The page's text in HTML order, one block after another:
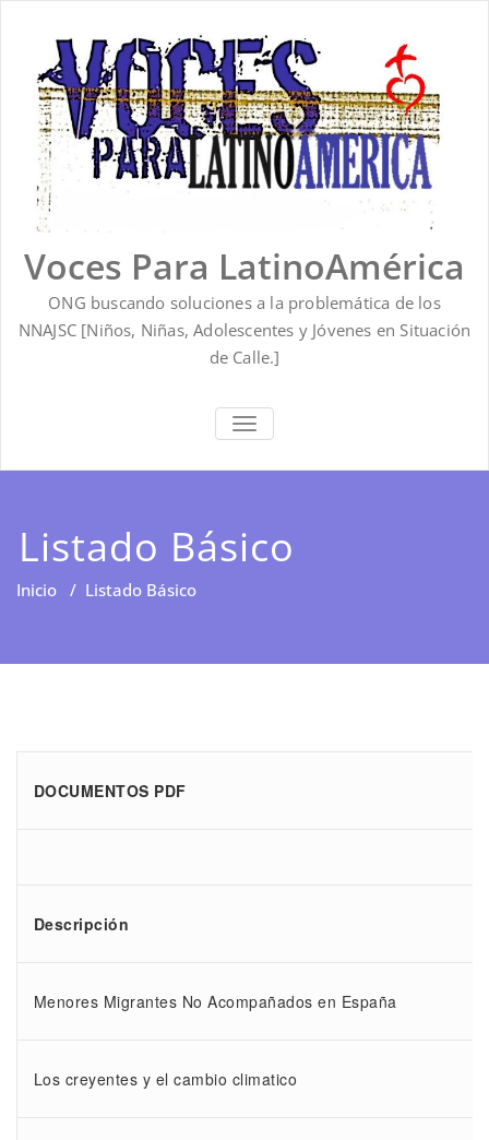
contenido
Voces Para LatinoAmérica
ONG buscando soluciones a la problemática de los
NNAJSC [Niños, Niñas, Adolescentes y Jóvenes en Situación
de Calle.]
ALTERNAR
LA
Listado Básico
Inicio / Listado Básico
DOCUMENTOS PDF
Descripción
Menores Migrantes No Acompañados en España
Los creyentes y el cambio climatico